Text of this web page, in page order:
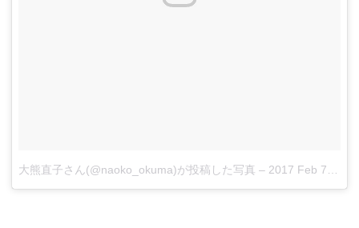
大熊直子さん(@naoko_okuma)が投稿した写真 – 2017 Feb 7 4:11pm PST